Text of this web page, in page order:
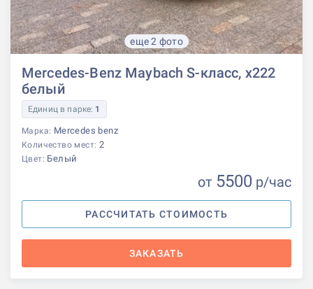
еще 2 фото
Mercedes-Benz Maybach S-класс, x222
белый
Единиц в парке: 1
Марка: Mercedes benz
Количество мест: 2
Цвет: Белый
от 5500 р/час
РАССЧИТАТЬ СТОИМОСТЬ
ЗАКАЗАТЬ